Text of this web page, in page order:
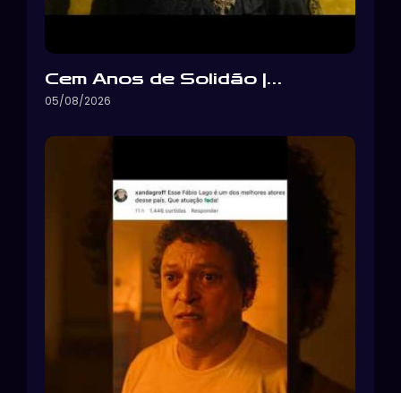
Cem Anos de Solidão |…
05/08/2026